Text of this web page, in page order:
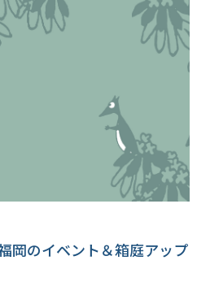
岡のイベント＆箱庭アップ